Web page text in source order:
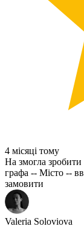
4 місяці тому
На змогла
графа -- Місто --
замовити
Valeria Soloviova